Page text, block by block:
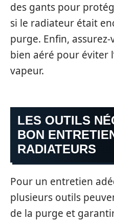
des gants pour
si le radiateur était
purge. Enfin, assurez-
bien aéré pour éviter
vapeur.
LES OUTILS
BON
RADIATEURS
Pour un entretien
plusieurs outils
de la purge et